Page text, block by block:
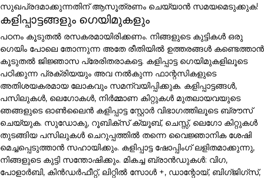
സുഖപ്രദമാക്കുന്നതിന് ആസൂത്രണം ചെയ്യാൻ സമയമെടുക്കുക!
കളിപ്പാട്ടങ്ങളും ഗെയിമുകളും
പഠനം കൂടുതൽ രസകരമായിരിക്കണം. നിങ്ങളുടെ കുട്ടികൾ ഒരു
ഗെയിം പോലെ തോന്നുന്ന അതേ രീതിയിൽ ഉത്തരങ്ങൾ കണ്ടെത്താൻ
കൂടുതൽ ജിജ്ഞാസ പ്രേരിതരാകട്ടെ. കളിപ്പാട്ട ഗെയിമുകളിലൂടെ
പഠിക്കുന്ന പ്രക്രിയയും അവ നൽകുന്ന ഫാന്റസികളുടെ
അതിശയകരമായ ലോകവും സമന്വയിപ്പിക്കുക. കളിപ്പാട്ടങ്ങൾ,
പസിലുകൾ, ലെഗോകൾ, നിർമ്മാണ കിറ്റുകൾ മുതലായവയുടെ
ഞങ്ങളുടെ ഓൺലൈൻ കളിപ്പാട്ട സ്റ്റോർ വിഭാഗത്തിലൂടെ ബ്രൗസ്
ചെയ്യുക. സുഡോകു, റൂബിക്സ് ക്യൂബ്, ചെസ്സ്, ലെഗോ കിറ്റുകൾ
തുടങ്ങിയ പസിലുകൾ ചെറുപ്പത്തിൽ തന്നെ വൈജ്ഞാനിക ശേഷി
മെച്ചപ്പെടുത്താൻ സഹായിക്കും. കളിപ്പാട്ട ഷോപ്പിംഗ് ലളിതമാക്കുന്നു,
നിങ്ങളുടെ കുട്ടി സന്തോഷിക്കും. മികച്ച ബ്രാൻഡുകൾ: വിഗ,
പോളാർബി, കിൻഡർഫീറ്റ്, ലിറ്റിൽ സോൾ +, ഡാന്റോയ്, ബിഗ്ജിഗ്സ്,